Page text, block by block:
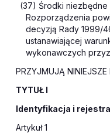
(37) Środki niezbędne
Rozporządzenia
decyzją Rady 1999/
ustanawiającej
wykonawczych
PRZYJMUJĄ NINIEJSZE
TYTUŁ I
Identyfikacja i
Artykuł 1